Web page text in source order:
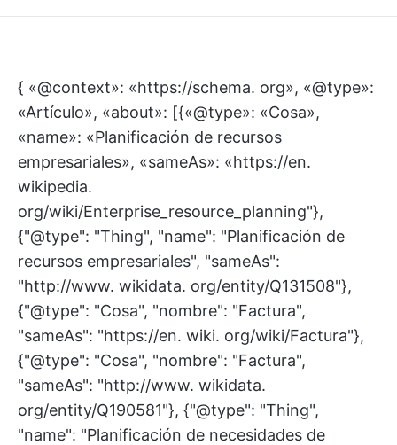
{ «@context»: «https://schema. org», «@type»:
«Artículo», «about»: [{«@type»: «Cosa»,
«name»: «Planificación de recursos
empresariales», «sameAs»: «https://en.
wikipedia.
org/wiki/Enterprise_resource_planning"},
{"@type": "Thing", "name": "Planificación de
recursos empresariales", "sameAs":
"http://www. wikidata. org/entity/Q131508"},
{"@type": "Cosa", "nombre": "Factura",
"sameAs": "https://en. wiki. org/wiki/Factura"},
{"@type": "Cosa", "nombre": "Factura",
"sameAs": "http://www. wikidata.
org/entity/Q190581"}, {"@type": "Thing",
"name": "Planificación de necesidades de